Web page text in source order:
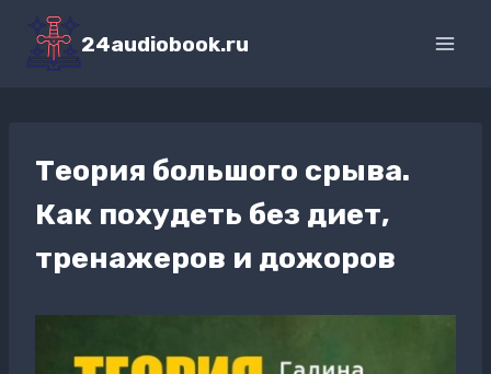
Перейти
содержимому
24audiobook.ru
Теория большого срыва.
Как похудеть без диет,
тренажеров и дожоров